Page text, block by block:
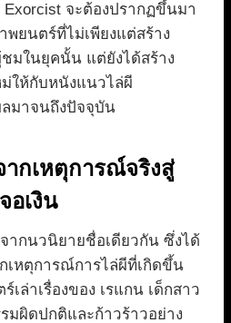
จะต้องปรากฏขึ้นมา
ยนตร์ที่ไม่เพียงแต่สร้าง
มในยุคนั้น แต่ยังได้สร้าง
ให้กับหนังแนวไล่ผี
ลมาจนถึงปัจจุบัน
ากเหตุการณ์จริงสู่
อเงิน
ากนวนิยายชื่อเดียวกัน ซึ่งได้
เหตุการณ์การไล่ผีที่เกิดขึ้น
เล่าเรื่องของ เรแกน เด็กสาว
มผิดปกติและก้าวร้าวอย่าง